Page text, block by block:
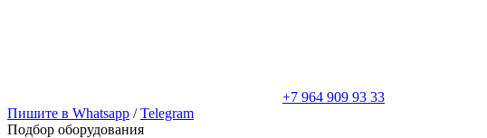
+7 964 909 93 33
Пишите в Whatsapp /Telegram
Подбор оборудования